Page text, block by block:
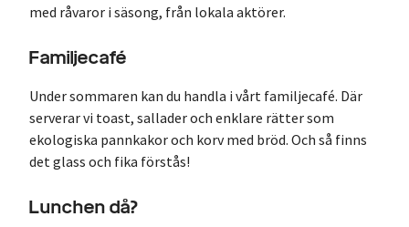
med råvaror i säsong, från lokala aktörer.
Familjecafé
Under sommaren kan du handla i vårt familjecafé. Där
serverar vi toast, sallader och enklare rätter som
ekologiska pannkakor och korv med bröd. Och så finns
det glass och fika förstås!
Lunchen då?